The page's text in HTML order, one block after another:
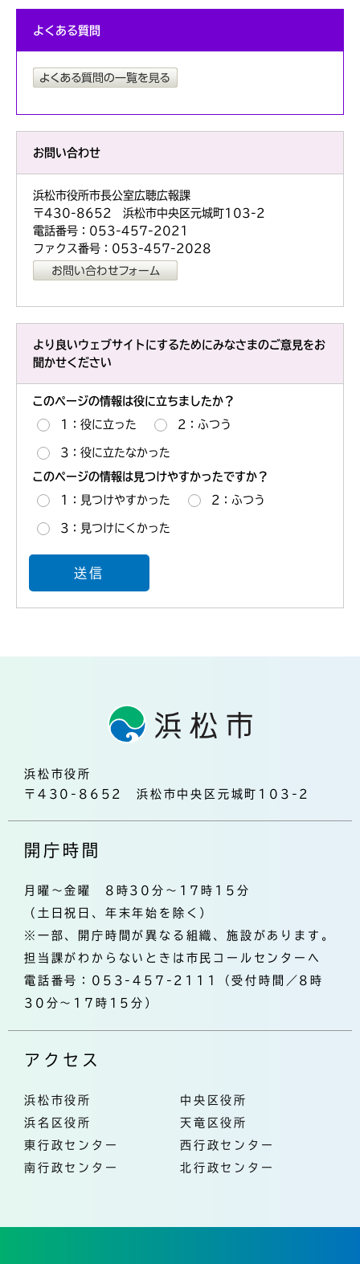
よくある質問
お問い合わせ
浜松市役所市長公室広聴広報課
〒430-8652 浜松市中央区元城町103-2
電話番号：053-457-2021
ファクス番号：053-457-2028
より良いウェブサイトにするためにみなさまのご意見をお
聞かせください
このページの情報は役に立ちましたか？
1：役に立った 2：ふつう
3：役に立たなかった
このページの情報は見つけやすかったですか？
1：見つけやすかった 2：ふつう
3：見つけにくかった
浜松市役所
〒430-8652 浜松市中央区元城町103-2
開庁時間
月曜～金曜 8時30分～17時15分
（土日祝日、年末年始を除く）
※一部、開庁時間が異なる組織、施設があります。
担当課がわからないときは市民コールセンターへ
電話番号：053-457-2111（受付時間／8時
30分～17時15分）
アクセス
浜松市役所
中央区役所
浜名区役所
天竜区役所
東行政センター
西行政センター
南行政センター
北行政センター